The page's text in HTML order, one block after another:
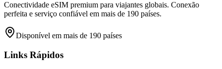
Conectividade eSIM premium para viajantes globais. Conexão
perfeita e serviço confiável em mais de 190 países.
Disponível em mais de 190 países
Links Rápidos